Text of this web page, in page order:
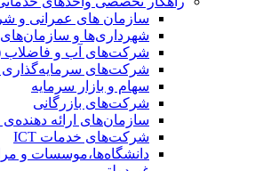
سازمان های عمرانی و
شهرداری‌ها و سازمان‌های
شرکت‌های آب و فاضلاب
شرکت‌های سرمایه‌گذاری
سهام و بازار سرمایه
شرکت‌های بازرگانی
سازمان‌های ارائه
شرکت‌های خدمات ICT
دانشگاه‌ها،موسسات و